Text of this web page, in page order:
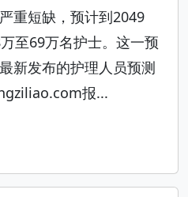
重短缺，预计到2049
至69万名护士。这一预
新发布的护理人员预测
报...